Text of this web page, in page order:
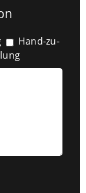
Hand-zu-